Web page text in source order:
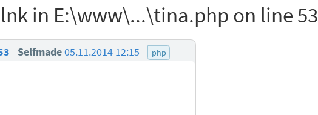
in E:\www\...\tina.php on line 53
Selfmade05.11.2014 12:15 php